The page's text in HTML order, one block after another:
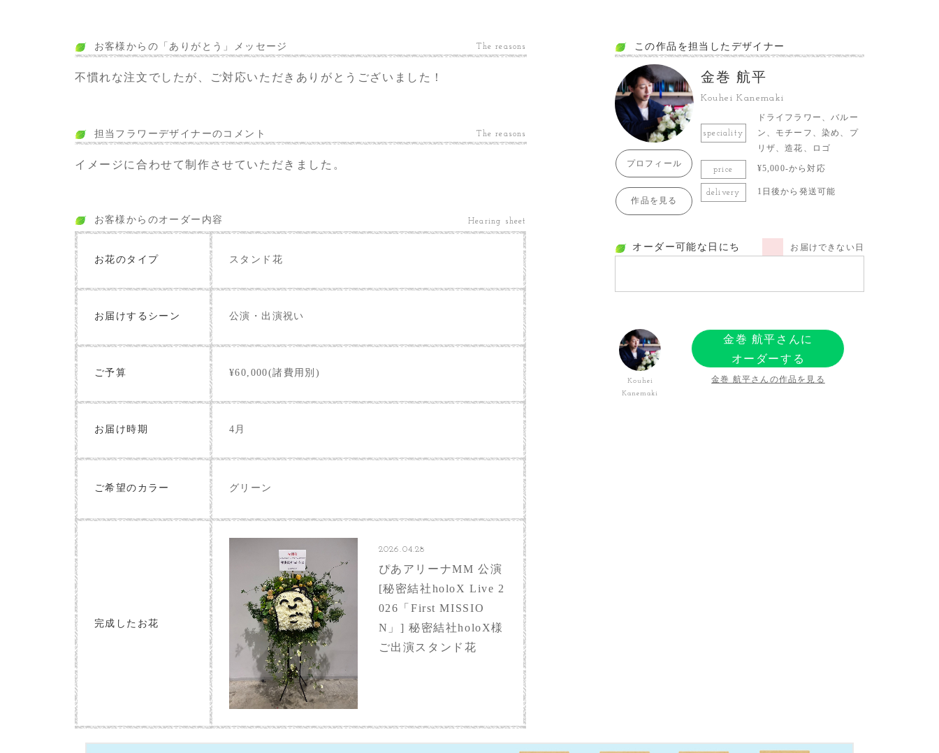
お客様からの「ありがとう」メッセージ The reasons
不慣れな注文でしたが、ご対応いただきありがとうございました！
担当フラワーデザイナーのコメント The reasons
イメージに合わせて制作させていただきました。
お客様からのオーダー内容 Hearing sheet
お花のタイプ スタンド花
お届けするシーン 公演・出演祝い
ご予算 ¥60,000(諸費用別)
お届け時期 4月
ご希望のカラー グリーン
完成したお花
2026.04.28
ぴあアリーナMM 公演
[秘密結社holoX Live 2
026「First MISSIO
N」] 秘密結社holoX様
ご出演スタンド花
この作品を担当したデザイナー
プロフィール
作品を見る
金巻 航平
Kouhei Kanemaki
speciality
ドライフラワー、バルー
ン、モチーフ、染め、プ
リザ、造花、ロゴ
price ¥5,000-から対応
delivery 1日後から発送可能
オーダー可能な日にち お届けできない日
Kouhei
Kanemaki
金巻 航平さんに
オーダーする
金巻 航平さんの作品を見る